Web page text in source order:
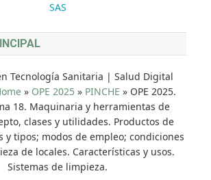
SAS
Tecnología Sanitaria | Salud Digital
» OPE 2025 » PINCHE »OPE 2025.
18. Maquinaria y herramientas de
clases y utilidades. Productos de
y tipos; modos de empleo; condiciones
de locales. Características y usos.
Sistemas de limpieza.